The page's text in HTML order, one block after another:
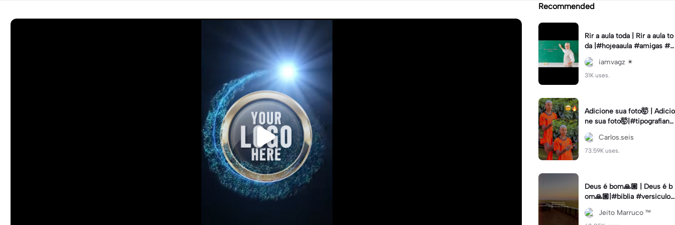
Recommended
Rir a aula toda | Rir a aula to
da |#hojeaaula #amigas #tr
endtikitok #melhoresamiga
s
iamvagz ✴︎
31K uses.
Adicione sua foto🤯 | Adicio
ne sua foto🤯|#tipografiano
va #status #tipografia
Carlos.seis
73.59K uses.
Deus é bom🙏🏼 | Deus é b
om🙏🏼|#biblia #versiculo
#cristao #agro #tipografia
#fy #fypJeito Marruco ™️